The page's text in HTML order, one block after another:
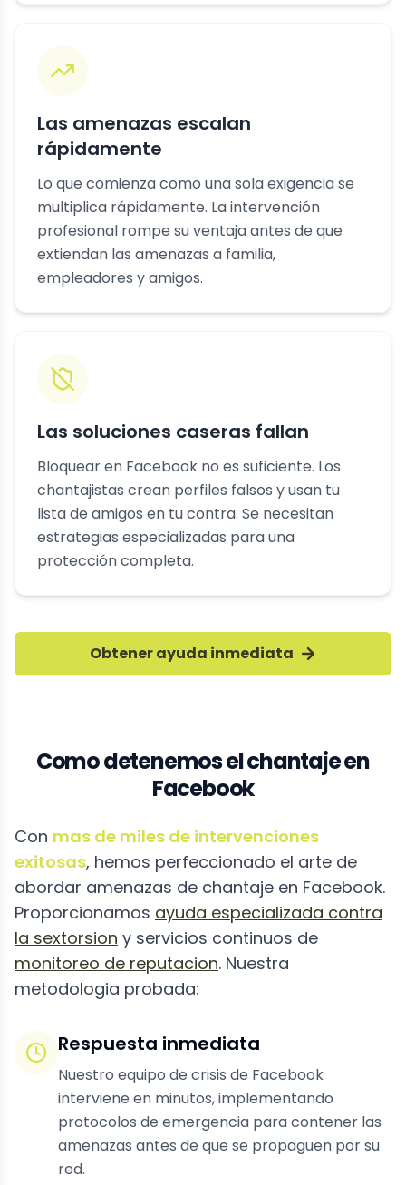
Las amenazas escalan
rápidamente
Lo que comienza como una sola exigencia se
multiplica rápidamente. La intervención
profesional rompe su ventaja antes de que
extiendan las amenazas a familia,
empleadores y amigos.
Las soluciones caseras fallan
Bloquear en Facebook no es suficiente. Los
chantajistas crean perfiles falsos y usan tu
lista de amigos en tu contra. Se necesitan
estrategias especializadas para una
protección completa.
Obtener ayuda inmediata
Como detenemos el chantaje en
Facebook
Con mas de miles de intervenciones
exitosas, hemos perfeccionado el arte de
abordar amenazas de chantaje en Facebook.
Proporcionamos ayuda especializada contra
la sextorsion y servicios continuos de
monitoreo de reputacion. Nuestra
metodologia probada:
Respuesta inmediata
Nuestro equipo de crisis de Facebook
interviene en minutos, implementando
protocolos de emergencia para contener las
amenazas antes de que se propaguen por su
red.